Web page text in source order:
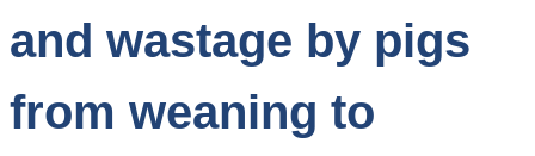
and wastage by pigs
from weaning to